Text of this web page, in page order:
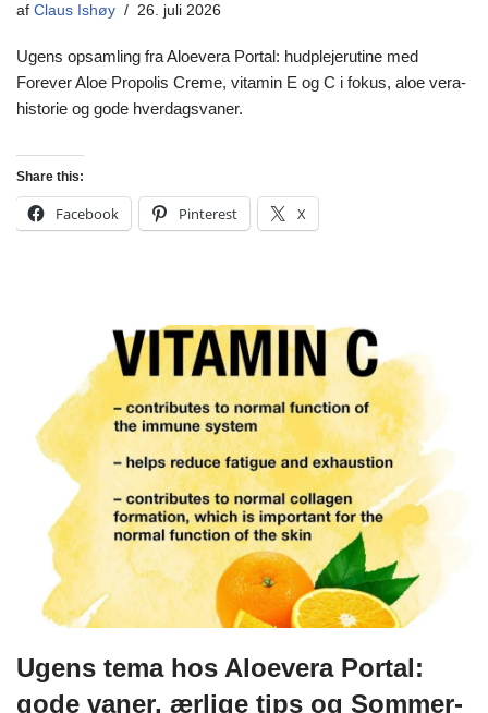
af Claus Ishøy 26. juli 2026
Ugens opsamling fra Aloevera Portal: hudplejerutine med
Forever Aloe Propolis Creme, vitamin E og C i fokus, aloe vera-
historie og gode hverdagsvaner.
Share this:
Facebook Pinterest X
Ugens tema hos Aloevera Portal:
gode vaner, ærlige tips og Sommer-